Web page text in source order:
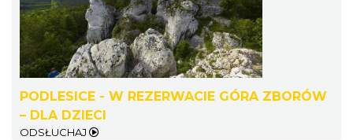
PODLESICE - W REZERWACIE GÓRA ZBORÓW
– DLA DZIECI
ODSŁUCHAJ